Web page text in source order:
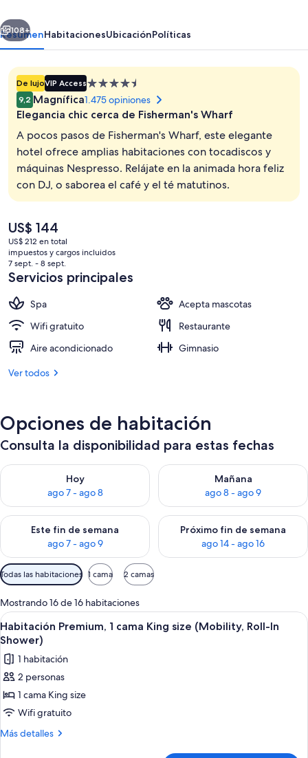
by
IHG
Exterior
Siguiente
108+
ResumenHabitacionesUbicaciónPolíticas
De lujoVIP AccessPropiedad
de
4.5
9,2 Magnífica1.475 opiniones
Elegancia chic cerca de Fisherman's Wharf
A pocos pasos de Fisherman's Wharf, este elegante
hotel ofrece amplias habitaciones con tocadiscos y
máquinas Nespresso. Relájate en la animada hora feliz
con DJ, o saborea el café y el té matutinos.
El
precio
actual
es
de
US$ 144
US$ 212 en total
impuestos y cargos incluidos
7 sept. - 8 sept.
Servicios principales
Spa
Acepta mascotas
Wifi gratuito
Restaurante
Aire acondicionado
Gimnasio
Ver todos
Opciones de habitación
Consulta la disponibilidad para estas fechas
Hoy
ago 7 - ago 8
Consulta la disponibilidad para hoy ago 7 - ago 8
Mañana
ago 8 - ago 9
Consulta la disponibilidad
Este fin de semana
ago 7 - ago 9
Consulta la disponibilidad para este fin de semana ago 7 -
Próximo fin de semana
ago 14 - ago 16
Consulta la disponibilidad
Filtros
disponibles
para
las
habitaciones
Todas las habitaciones 1 cama 2 camas
Mostrando 16 de 16 habitaciones
Ver
todas
las
fotos
de
Habitación
Premium,
1
Un tocadiscos con un disco de
5
Habitación Premium, 1 cama King size (Mobility, Roll-In
Shower)
1 habitación
2 personas
1 cama King size
Wifi gratuito
Más detalles
Más